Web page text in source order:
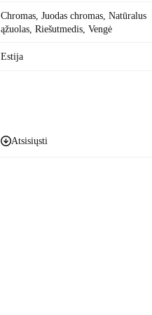
Chromas, Juodas chromas, Natūralus
ąžuolas, Riešutmedis, Vengė
Estija
Atsisiųsti